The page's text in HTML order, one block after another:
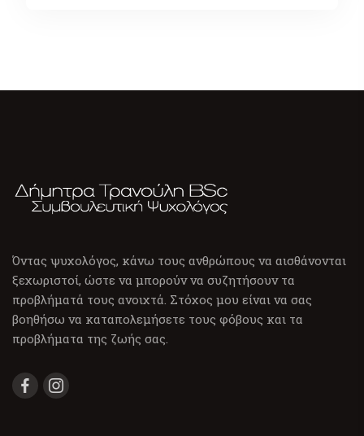
Όντας ψυχολόγος, κάνω τους ανθρώπους να αισθάνονται
ξεχωριστοί, ώστε να μπορούν να συζητήσουν τα
προβλήματά τους ανοιχτά. Στόχος μου είναι να σας
βοηθήσω να καταπολεμήσετε τους φόβους και τα
προβλήματα της ζωής σας.